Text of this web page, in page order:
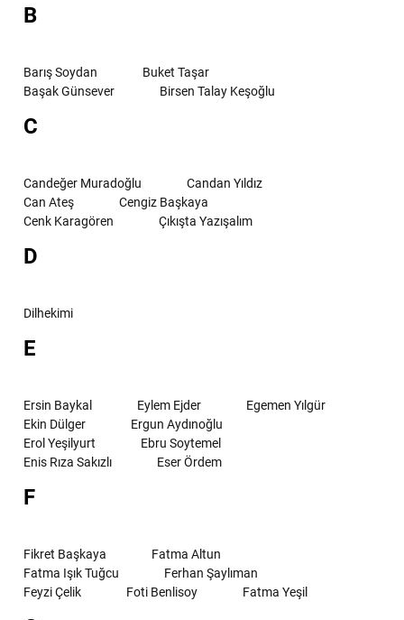
B
Barış Soydan
Buket Taşar
Başak Günsever
Birsen Talay Keşoğlu
C
Candeğer Muradoğlu
Candan Yıldız
Can Ateş
Cengiz Başkaya
Cenk Karagören
Çıkışta Yazışalım
D
Dilhekimi
E
Ersin Baykal Eylem Ejder
Egemen Yılgür
Ekin Dülger
Ergun Aydınoğlu
Erol Yeşilyurt
Ebru Soytemel
Enis Rıza Sakızlı
Eser Ördem
F
Fikret Başkaya
Fatma Altun
Fatma Işık Tuğcu
Ferhan Şaylıman
Feyzi Çelik
Foti Benlisoy Fatma Yeşil